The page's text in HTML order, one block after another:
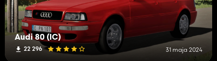
Audi 80 (IC)
22 296 31 maja 2024